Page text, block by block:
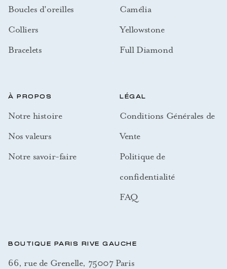
Boucles d'oreilles
Colliers
Bracelets
Camélia
Yellowstone
Full Diamond
À PROPOS
Notre histoire
Nos valeurs
Notre savoir-faire
LÉGAL
Conditions Générales de
Vente
Politique de
confidentialité
FAQ
BOUTIQUE PARIS RIVE GAUCHE
66, rue de Grenelle, 75007 Paris